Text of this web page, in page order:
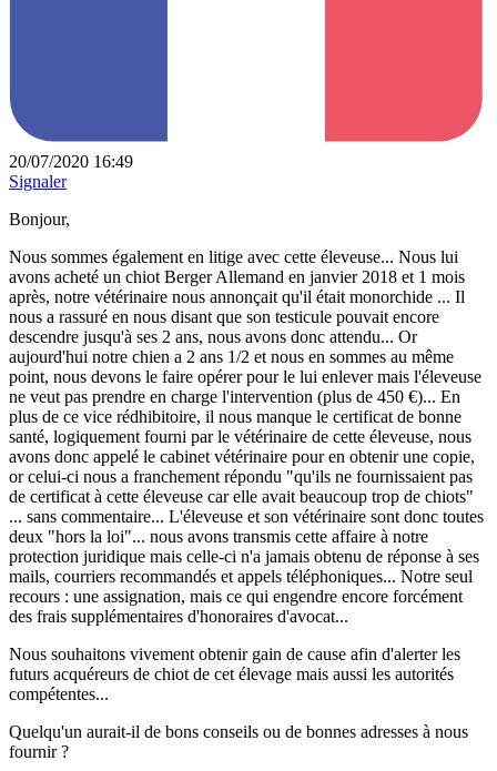
20/07/2020 16:49
Signaler
Bonjour,
Nous sommes également en litige avec cette éleveuse... Nous lui
avons acheté un chiot Berger Allemand en janvier 2018 et 1 mois
après, notre vétérinaire nous annonçait qu'il était monorchide ... Il
nous a rassuré en nous disant que son testicule pouvait encore
descendre jusqu'à ses 2 ans, nous avons donc attendu... Or
aujourd'hui notre chien a 2 ans 1/2 et nous en sommes au même
point, nous devons le faire opérer pour le lui enlever mais l'éleveuse
ne veut pas prendre en charge l'intervention (plus de 450 €)... En
plus de ce vice rédhibitoire, il nous manque le certificat de bonne
santé, logiquement fourni par le vétérinaire de cette éleveuse, nous
avons donc appelé le cabinet vétérinaire pour en obtenir une copie,
or celui-ci nous a franchement répondu "qu'ils ne fournissaient pas
de certificat à cette éleveuse car elle avait beaucoup trop de chiots"
... sans commentaire... L'éleveuse et son vétérinaire sont donc toutes
deux "hors la loi"... nous avons transmis cette affaire à notre
protection juridique mais celle-ci n'a jamais obtenu de réponse à ses
mails, courriers recommandés et appels téléphoniques... Notre seul
recours : une assignation, mais ce qui engendre encore forcément
des frais supplémentaires d'honoraires d'avocat...
Nous souhaitons vivement obtenir gain de cause afin d'alerter les
futurs acquéreurs de chiot de cet élevage mais aussi les autorités
compétentes...
Quelqu'un aurait-il de bons conseils ou de bonnes adresses à nous
fournir ?